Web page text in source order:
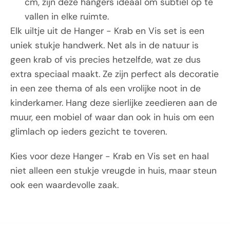
vallen in elke ruimte.
Elk uiltje uit de Hanger - Krab en Vis set is een
uniek stukje handwerk. Net als in de natuur is
geen krab of vis precies hetzelfde, wat ze dus
extra speciaal maakt. Ze zijn perfect als decoratie
in een zee thema of als een vrolijke noot in de
kinderkamer. Hang deze sierlijke zeedieren aan de
muur, een mobiel of waar dan ook in huis om een
glimlach op ieders gezicht te toveren.
Kies voor deze Hanger - Krab en Vis set en haal
niet alleen een stukje vreugde in huis, maar steun
ook een waardevolle zaak.